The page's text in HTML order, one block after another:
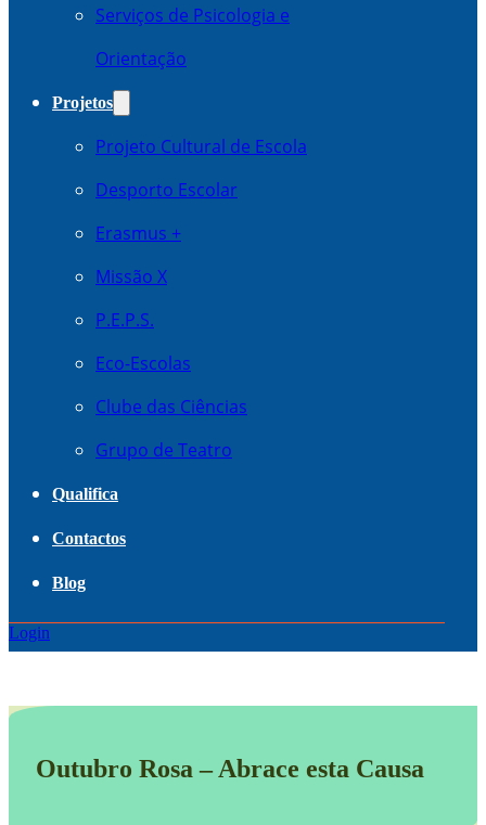
Serviços de Psicologia e
Orientação
Projetos
Projeto Cultural de Escola
Desporto Escolar
Erasmus +
Missão X
P.E.P.S.
Eco-Escolas
Clube das Ciências
Grupo de Teatro
Qualifica
Contactos
Blog
Login
Outubro Rosa – Abrace esta Causa